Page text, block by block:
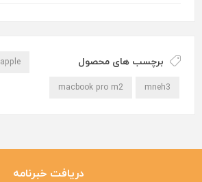
برچسب های محصول apple
mneh3
macbook pro m2
دریافت خبرنامه